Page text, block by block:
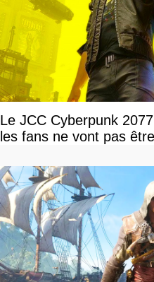
Le JCC Cyberpunk
les fans ne vont pas